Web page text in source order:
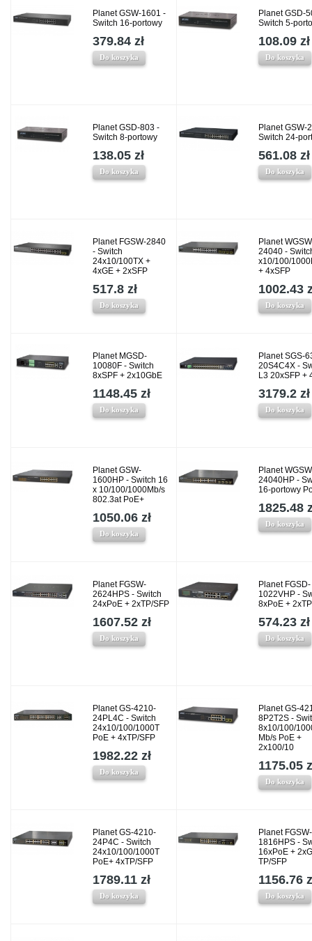
Planet GSW-1601 -
Switch 16-portowy
379.84 zł
Do koszyka
Planet GSD-
Switch 5-
108.09 zł
Do koszyka
Planet GSD-803 -
Switch 8-portowy
138.05 zł
Do koszyka
Planet GSW-
Switch 24-
561.08 zł
Do koszyka
Planet FGSW-2840
- Switch
24x10/100TX +
4xGE + 2xSFP
517.8 zł
Do koszyka
Planet
24040 -
x10/100/
+ 4xSFP
1002.43
Do koszyka
Planet MGSD-
10080F - Switch
8xSPF + 2x10GbE
1148.45 zł
Do koszyka
Planet SGS-
20S4C4X -
L3 20xSFP +
3179.2 zł
Do koszyka
Planet GSW-
1600HP - Switch 16
x 10/100/1000Mb/s
802.3at PoE+
1050.06 zł
Do koszyka
Planet
24040HP -
16-portowy
1825.48
Do koszyka
Planet FGSW-
2624HPS - Switch
24xPoE + 2xTP/SFP
1607.52 zł
Do koszyka
Planet FGSD-
1022VHP -
8xPoE +
574.23 zł
Do koszyka
Planet GS-4210-
24PL4C - Switch
24x10/100/1000T
PoE + 4xTP/SFP
1982.22 zł
Do koszyka
Planet GS-
8P2T2S -
8x10/100/
Mb/s PoE +
2x100/10
1175.05
Do koszyka
Planet GS-4210-
24P4C - Switch
24x10/100/1000T
PoE+ 4xTP/SFP
1789.11 zł
Do koszyka
Planet FGSW-
1816HPS -
16xPoE +
TP/SFP
1156.76
Do koszyka